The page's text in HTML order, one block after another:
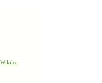
Wikiloc